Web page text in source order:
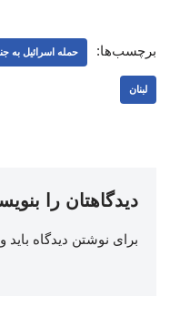
برچسب‌ها: حمله اسرائیل به
لبنان
دیدگاهتان را
برای نوشتن دیدگاه باید